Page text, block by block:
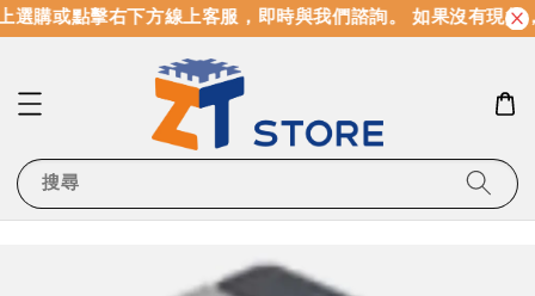
購或點擊右下方線上客服，即時與我們諮詢。 如果沒有現貨
搜尋